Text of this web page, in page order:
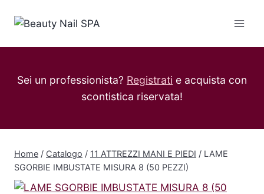
Sei un professionista? Registrati e acquista con
scontistica riservata!
Home / Catalogo / 11 ATTREZZI MANI E PIEDI / LAME
SGORBIE IMBUSTATE MISURA 8 (50 PEZZI)